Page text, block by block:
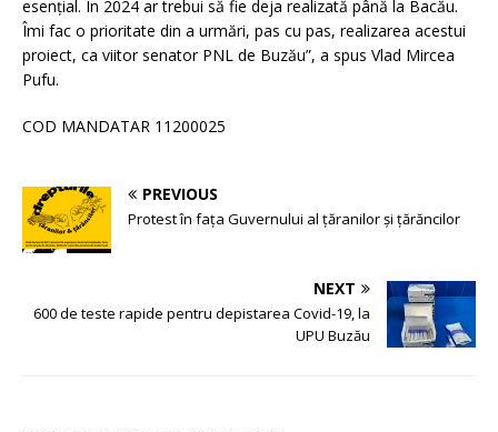
esențial. În 2024 ar trebui să fie deja realizată până la Bacău.
Îmi fac o prioritate din a urmări, pas cu pas, realizarea acestui
proiect, ca viitor senator PNL de Buzău”, a spus Vlad Mircea
Pufu.
COD MANDATAR 11200025
PREVIOUS
Protest în fața Guvernului al țăranilor și țărăncilor
NEXT
600 de teste rapide pentru depistarea Covid-19, la
UPU Buzău